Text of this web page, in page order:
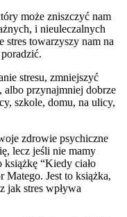
może zniszczyć nam
i nieuleczalnych
towarzyszy nam na
stresu, zmniejszyć
albo przynajmniej dobrze
szkole, domu, na ulicy,
zdrowie psychiczne
lecz jeśli nie mamy
książkę “Kiedy ciało
Matego. Jest to książka,
jak stres wpływa